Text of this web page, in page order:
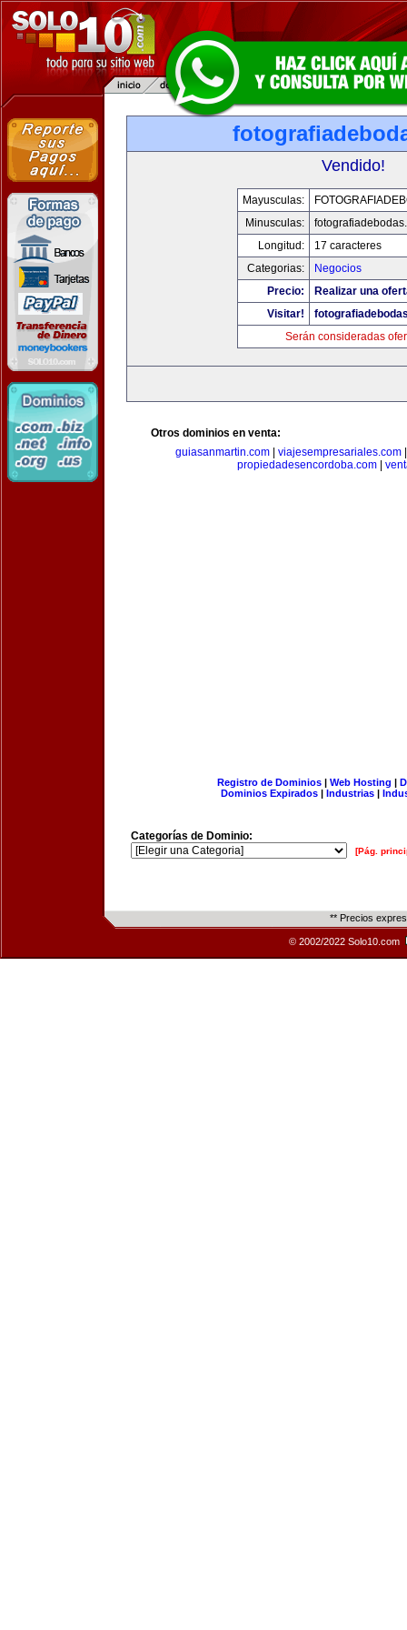
Vendido!
Mayusculas:
Minusculas:
Longitud:
17 caracteres
Categorias:
Negocios
Precio:
Realizar una
Visitar!
Serán consideradas
Otros dominios en venta:
guiasanmartin.com| viajesempresariales.com
propiedadesencordoba.com|
Registro de Dominios| Web Hosting |
Dominios Expirados | Industrias |
Categorías de Dominio:
[Pág.
** Precios
© 2002/2022 Solo10.com